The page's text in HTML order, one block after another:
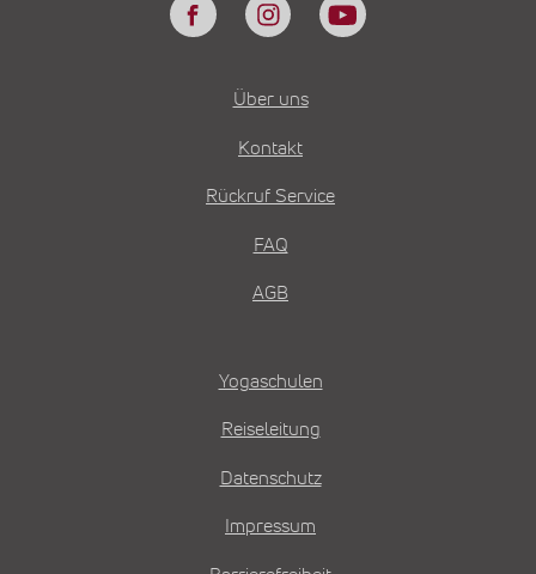
Über uns
Kontakt
Rückruf Service
FAQ
AGB
Yogaschulen
Reiseleitung
Datenschutz
Impressum